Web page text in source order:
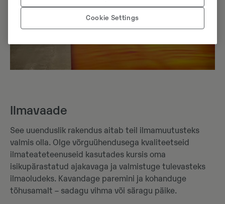
Ilmavaade
See uuenduslik rakendus aitab teil ilmamuutusteks
valmis olla. Olge võrguühendusega kvaliteetseid
ilmateateteenuseid kasutades kursis oma
isikupärastatud ajakavaga ja valmistuge tulevasteks
ilmaoludeks. Kavandage paremini ja kohanduge
tõhusamalt – sadagu vihma või säragu päike.
Cookie Settings